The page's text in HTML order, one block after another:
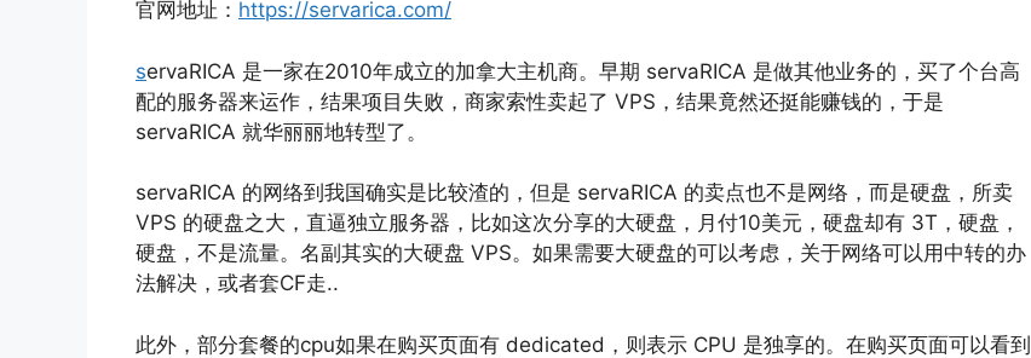
官网地址： https://servarica.com/
servaRICA 是一家在2010年成立的加拿大主机商。早期 servaRICA 是做其他业务的，买了个台高
配的服务器来运作，结果项目失败，商家索性卖起了 VPS，结果竟然还挺能赚钱的，于是
servaRICA 就华丽丽地转型了。
servaRICA 的网络到我国确实是比较渣的，但是 servaRICA 的卖点也不是网络，而是硬盘，所卖
VPS 的硬盘之大，直逼独立服务器，比如这次分享的大硬盘，月付10美元，硬盘却有 3T，硬盘，
硬盘，不是流量。名副其实的大硬盘 VPS。如果需要大硬盘的可以考虑，关于网络可以用中转的办
法解决，或者套CF走..
此外，部分套餐的cpu如果在购买页面有 dedicated，则表示 CPU 是独享的。在购买页面可以看到